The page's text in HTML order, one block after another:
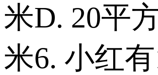
米 D. 20平
米 6. 小红